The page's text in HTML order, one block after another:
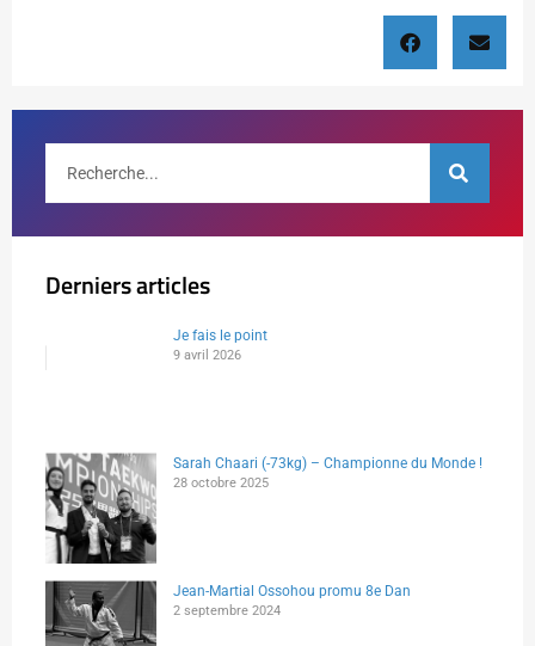
Derniers articles
Je fais le point
9 avril 2026
Sarah Chaari (-73kg) – Championne du Monde !
28 octobre 2025
Jean-Martial Ossohou promu 8e Dan
2 septembre 2024